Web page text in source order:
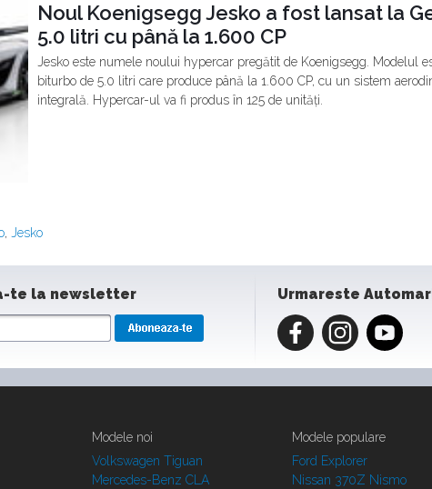
Noul Koenigsegg Jesko a fost lansat la
5.0 litri cu până la 1.600 CP
Jesko este numele noului hypercar pregătit de Koenigsegg. Modelul
biturbo de 5.0 litri care produce până la 1.600 CP, cu un sistem
integrală. Hypercar-ul va fi produs în 125 de unități.
, Jesko
te la newsletter Urmareste
Modele noi
Volkswagen Tiguan
Mercedes-Benz CLA
Modele populare
Ford Explorer
Nissan 370Z Nismo